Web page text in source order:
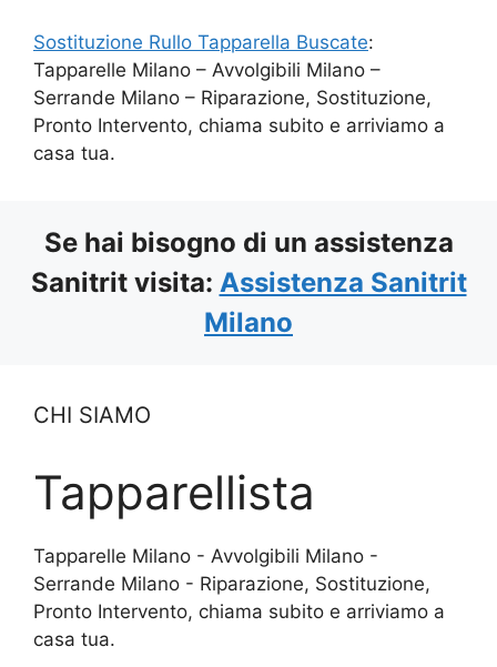
Sostituzione Rullo Tapparella Buscate:
Tapparelle Milano – Avvolgibili Milano –
Serrande Milano – Riparazione, Sostituzione,
Pronto Intervento, chiama subito e arriviamo a
casa tua.
Se hai bisogno di un assistenza
Sanitrit visita: Assistenza Sanitrit
Milano
CHI SIAMO
Tapparellista
Tapparelle Milano - Avvolgibili Milano -
Serrande Milano - Riparazione, Sostituzione,
Pronto Intervento, chiama subito e arriviamo a
casa tua.